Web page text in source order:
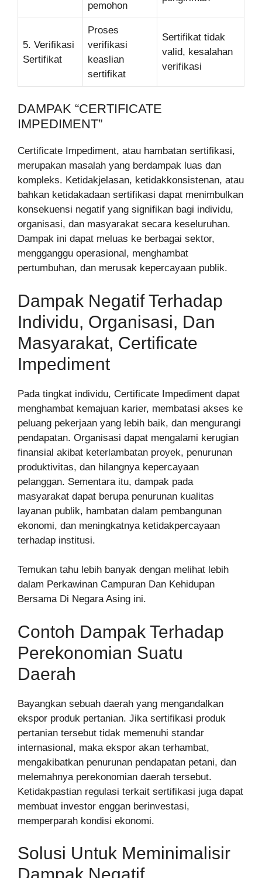
pemohon
5. Verifikasi
Sertifikat
Proses
verifikasi
keaslian
sertifikat
Sertifikat tidak
valid, kesalahan
verifikasi
DAMPAK “CERTIFICATE
IMPEDIMENT”
Certificate Impediment, atau hambatan sertifikasi,
merupakan masalah yang berdampak luas dan
kompleks. Ketidakjelasan, ketidakkonsistenan, atau
bahkan ketidakadaan sertifikasi dapat menimbulkan
konsekuensi negatif yang signifikan bagi individu,
organisasi, dan masyarakat secara keseluruhan.
Dampak ini dapat meluas ke berbagai sektor,
mengganggu operasional, menghambat
pertumbuhan, dan merusak kepercayaan publik.
Dampak Negatif Terhadap
Individu, Organisasi, Dan
Masyarakat, Certificate
Impediment
Pada tingkat individu, Certificate Impediment dapat
menghambat kemajuan karier, membatasi akses ke
peluang pekerjaan yang lebih baik, dan mengurangi
pendapatan. Organisasi dapat mengalami kerugian
finansial akibat keterlambatan proyek, penurunan
produktivitas, dan hilangnya kepercayaan
pelanggan. Sementara itu, dampak pada
masyarakat dapat berupa penurunan kualitas
layanan publik, hambatan dalam pembangunan
ekonomi, dan meningkatnya ketidakpercayaan
terhadap institusi.
Temukan tahu lebih banyak dengan melihat lebih
dalam Perkawinan Campuran Dan Kehidupan
Bersama Di Negara Asing ini.
Contoh Dampak Terhadap
Perekonomian Suatu
Daerah
Bayangkan sebuah daerah yang mengandalkan
ekspor produk pertanian. Jika sertifikasi produk
pertanian tersebut tidak memenuhi standar
internasional, maka ekspor akan terhambat,
mengakibatkan penurunan pendapatan petani, dan
melemahnya perekonomian daerah tersebut.
Ketidakpastian regulasi terkait sertifikasi juga dapat
membuat investor enggan berinvestasi,
memperparah kondisi ekonomi.
Solusi Untuk Meminimalisir